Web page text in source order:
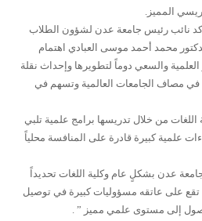
المميز.
نائب رئيس جامعة عدن لشؤون الطلاب
محمد أحمد موسى العبادي اهتمام
العلمية والسعي دوماً لتطويرها وإحداث نقلة
في مصاف الجامعات العالمية وتسهم في
اللغات من خلال تدريسها برامج علمية تلبي
علمية كبيرة قادرة على المنافسة محلياً
عدن بشكلٍ عام وكلية اللغات تحديداً
تقع على عاتقه مسؤوليات كبيرة في توصيل
إلى مستوى علمي مميز ” .